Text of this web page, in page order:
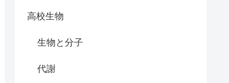
高校生物
生物と分子
代謝